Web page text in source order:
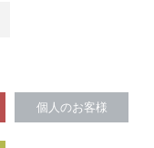
個人のお客様